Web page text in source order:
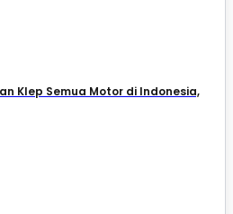
Klep Semua Motor di Indonesia,